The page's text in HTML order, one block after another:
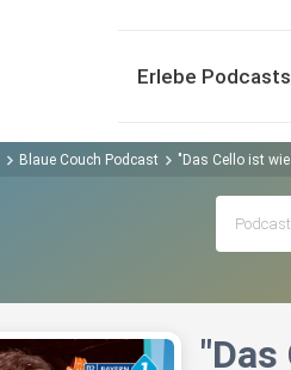
Erlebe Podcasts
Blaue Couch Podcast "Das Cello ist